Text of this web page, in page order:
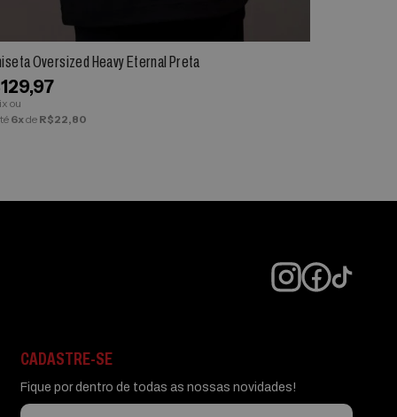
Oversized Heavy Eternal Preta
ou
6xde R$22,80
CADASTRE-SE
Fique por dentro de todas as nossas novidades!